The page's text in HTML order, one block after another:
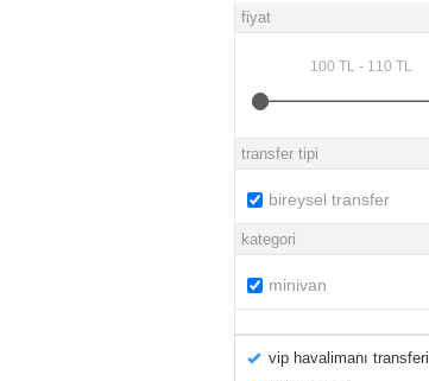
fiyat
transfer tipi
bireysel transfer
kategori
minivan
vip havalimanı transferi